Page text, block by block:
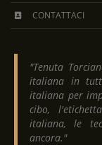
CONTATTACI
"Tenuta
italiana in
italiana per
cibo,
italiana, le
ancora."